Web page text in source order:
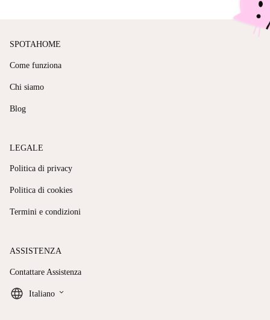
SPOTAHOME
Come funziona
Chi siamo
Blog
LEGALE
Politica di privacy
Politica di cookies
Termini e condizioni
ASSISTENZA
Contattare Assistenza
Italiano keyboard_arrow_down